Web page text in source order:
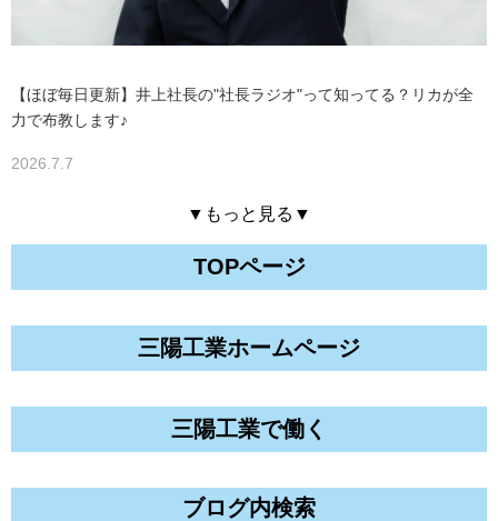
【ほぼ毎日更新】井上社長の"社長ラジオ"って知ってる？リカが全
力で布教します♪
2026.7.7
▼もっと見る▼
TOPページ
三陽工業ホームページ
三陽工業で働く
ブログ内検索